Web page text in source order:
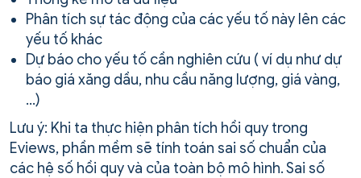
Phân tích sự tác động của các yếu tố này lên các
yếu tố khác
Dự báo cho yếu tố cần nghiên cứu ( ví dụ như dự
báo giá xăng dầu, nhu cầu năng lượng, giá vàng,
…)
Lưu ý: Khi ta thực hiện phân tích hồi quy trong
Eviews, phần mềm sẽ tính toán sai số chuẩn của
các hệ số hồi quy và của toàn bộ mô hình. Sai số